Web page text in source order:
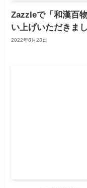
Zazzleで「和漢百
い上げいただきまし
2022年8月28日